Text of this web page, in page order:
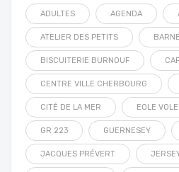
ADULTES AGENDA
ATELIER DES PETITS
BISCUITERIE BURNOUF
CENTRE VILLE CHERBOURG
CITÉ DE LA MER EOLE VOLE
GR 223 GUERNESEY
JACQUES PRÉVERT